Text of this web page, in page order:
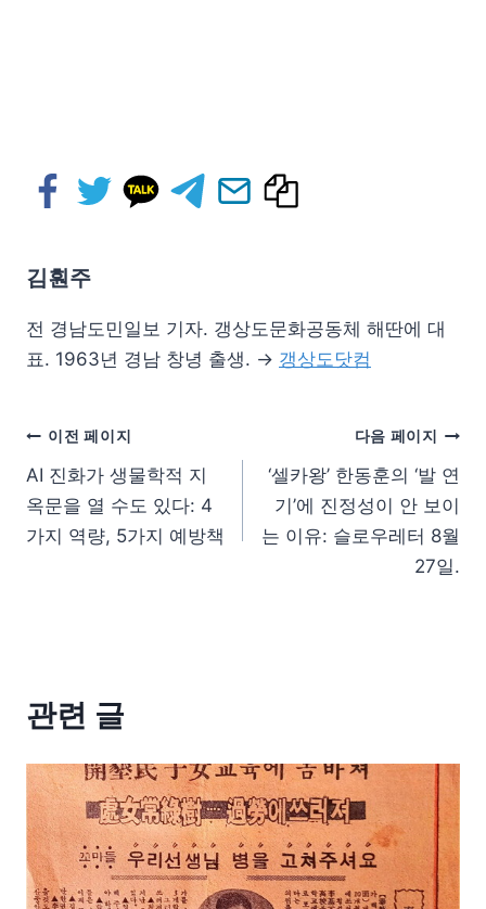
김훤주
전 경남도민일보 기자. 갱상도문화공동체 해딴에 대
표. 1963년 경남 창녕 출생. → 갱상도닷컴
이전 페이지
AI 진화가 생물학적 지
옥문을 열 수도 있다: 4
가지 역량, 5가지 예방책
다음 페이지
‘셀카왕’ 한동훈의 ‘발 연
기’에 진정성이 안 보이
는 이유: 슬로우레터 8월
27일.
관련 글